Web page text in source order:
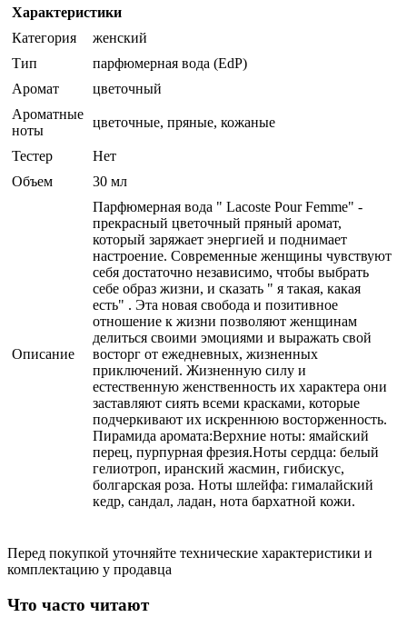
Характеристики
Категория
женский
Тип
парфюмерная вода (EdP)
Аромат
цветочный
Ароматные
ноты
цветочные, пряные, кожаные
Тестер
Нет
Объем
30 мл
Описание
Парфюмерная вода " Lacoste Pour Femme" -
прекрасный цветочный пряный аромат,
который заряжает энергией и поднимает
настроение. Современные женщины чувствуют
себя достаточно независимо, чтобы выбрать
себе образ жизни, и сказать " я такая, какая
есть" . Эта новая свобода и позитивное
отношение к жизни позволяют женщинам
делиться своими эмоциями и выражать свой
восторг от ежедневных, жизненных
приключений. Жизненную силу и
естественную женственность их характера они
заставляют сиять всеми красками, которые
подчеркивают их искреннюю восторженность.
Пирамида аромата:Верхние ноты: ямайский
перец, пурпурная фрезия.Ноты сердца: белый
гелиотроп, иранский жасмин, гибискус,
болгарская роза. Ноты шлейфа: гималайский
кедр, сандал, ладан, нота бархатной кожи.
Перед покупкой уточняйте технические характеристики и
комплектацию у продавца
Что часто читают